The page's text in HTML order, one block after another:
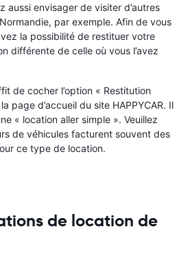
aussi envisager de visiter d’autres
par exemple. Afin de vous
la possibilité de restituer votre
différente de celle où vous l’avez
de cocher l’option « Restitution
page d’accueil du site HAPPYCAR. Il
« location aller simple ». Veuillez
de véhicules facturent souvent des
ce type de location.
de location de